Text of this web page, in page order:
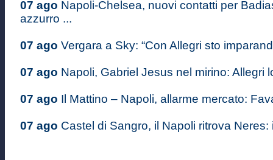
07 ago Napoli-Chelsea, nuovi contatti per
azzurro ...
07 ago Vergara a Sky: “Con Allegri sto
07 ago Napoli, Gabriel Jesus nel mirino: Allegri
07 ago Il Mattino – Napoli, allarme mercato:
07 ago Castel di Sangro, il Napoli ritrova Neres: